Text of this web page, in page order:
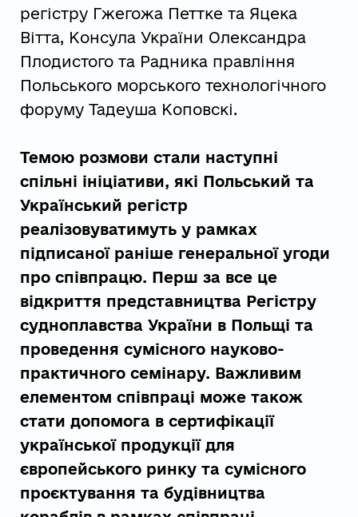
регістру Гжегожа Петтке та Яцека
Вітта, Консула України Олександра
Плодистого та Радника правління
Польського морського технологічного
форуму Тадеуша Коповскі.
Темою розмови стали наступні
спільні ініціативи, які Польський та
Український регістр
реалізовуватимуть у рамках
підписаної раніше генеральної угоди
про співпрацю. Перш за все це
відкриття представництва Регістру
судноплавства України в Польщі та
проведення сумісного науково-
практичного семінару. Важливим
елементом співпраці може також
стати допомога в сертифікації
української продукції для
європейського ринку та сумісного
проєктування та будівництва